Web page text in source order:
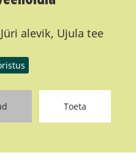
alevik, Ujula tee
Toeta